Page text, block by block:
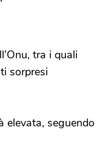
tra i quali
sorpresi
elevata, seguendo